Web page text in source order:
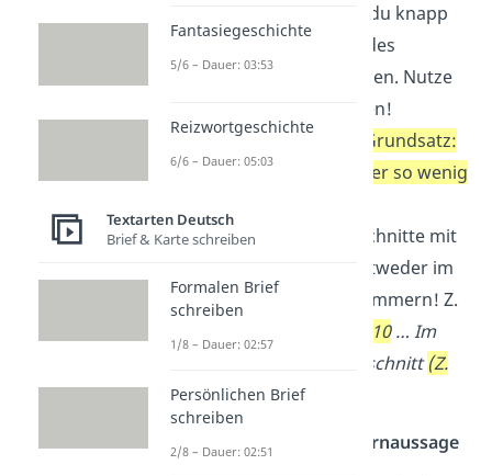
Anschließend fasst du knapp
die Sinnabschnitte des
Sachtextes zusammen. Nutze
hierfür deine Notizen!
Außerdem gilt der
Grundsatz:
So viel wie nötig, aber so wenig
Belege alle Sinnabschnitte mit
Zeilenangaben – entweder im
Fließtext oder in Klammern! Z.
in den Zeilen 5-10… Im
anschließenden Abschnitt(Z.
11-20)…
Formulierungshilfe: Kernaussage
Fantasiegeschichte
5/6 – Dauer: 03:53
Reizwortgeschichte
6/6 – Dauer: 05:03
Textarten Deutsch
Brief & Karte schreiben
Formalen Brief
schreiben
1/8 – Dauer: 02:57
Persönlichen Brief
schreiben
2/8 – Dauer: 02:51